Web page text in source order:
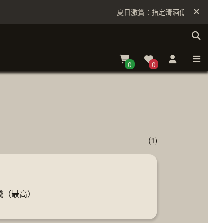
夏日激賞：指定清酒低至6折
0 0
(1)
最高）